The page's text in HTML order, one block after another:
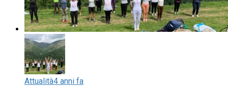
Attualità4 anni fa